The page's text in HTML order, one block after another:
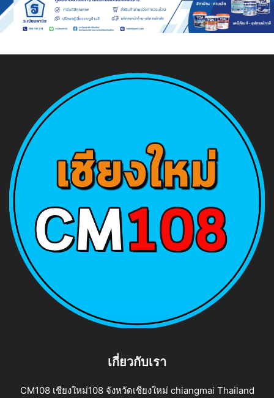
เกี่ยวกับเรา
CM108 เชียงใหม่108 จังหวัดเชียงใหม่ chiangmai Thailand